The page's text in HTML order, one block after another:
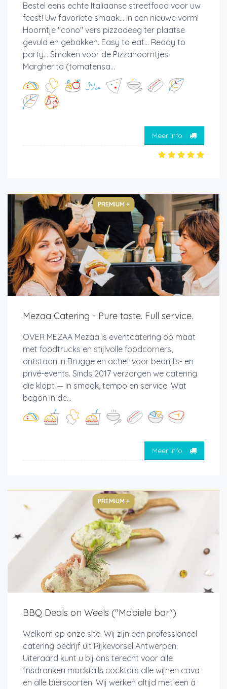
Bestel eens echte Italiaanse streetfood voor uw
feest! Uw favoriete smaak... in een nieuwe vorm!
Hoorntje "cono" vers pizzadeeg ter plaatse
gevuld en gebakken. Easy to eat... Ready to
party... Smaken voor de Pizzahoorntjes:
Margherita (tomatensa...
Meer info
PREMIUM +
Mezaa Catering - Pure taste. Full service.
OVER MEZAA Mezaa is eventcatering op maat
met foodtrucks en stijlvolle foodcorners,
ontstaan in Brugge en actief voor bedrijfs- en
privé-events. Sinds 2017 verzorgen we catering
die klopt — in smaak, tempo en service. Wat
begon in de...
Meer info
PREMIUM +
BBQ Deals on Weels ("Mobiele bar")
Welkom op onze site. Wij zijn een professioneel
catering bedrijf uit Rijkevorsel Antwerpen.
Uiteraard kunt u bij ons terecht voor alle
frisdranken mocktails cocktails alle wijnen cava
en alle biersoorten. Wij werken altijd met een à